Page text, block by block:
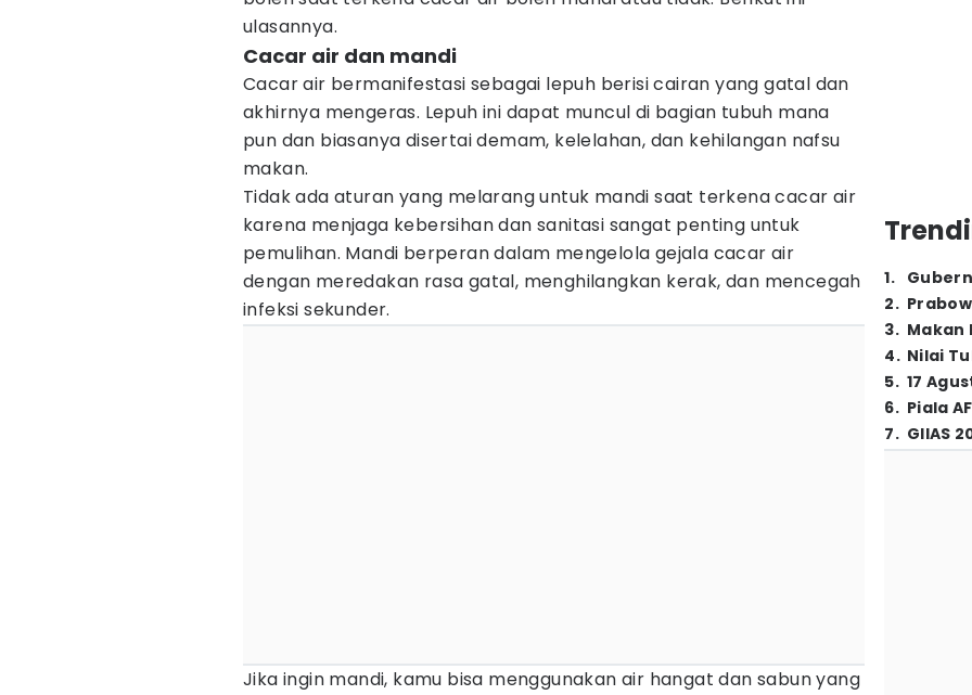
ulasannya.
Cacar air dan mandi
Cacar air bermanifestasi sebagai lepuh berisi cairan yang gatal dan
akhirnya mengeras. Lepuh ini dapat muncul di bagian tubuh mana
pun dan biasanya disertai demam, kelelahan, dan kehilangan nafsu
makan.
Tidak ada aturan yang melarang untuk mandi saat terkena cacar air
karena menjaga kebersihan dan sanitasi sangat penting untuk
pemulihan. Mandi berperan dalam mengelola gejala cacar air
dengan meredakan rasa gatal, menghilangkan kerak, dan mencegah
infeksi sekunder.
Jika ingin mandi, kamu bisa menggunakan air hangat dan sabun yang
1.
2.
3. Makan
4. Nilai
5. 17
6. Piala
7. GIIAS